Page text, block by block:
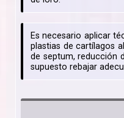
Es necesario aplicar
plastias de cartílagos
de septum, reducción
supuesto rebajar